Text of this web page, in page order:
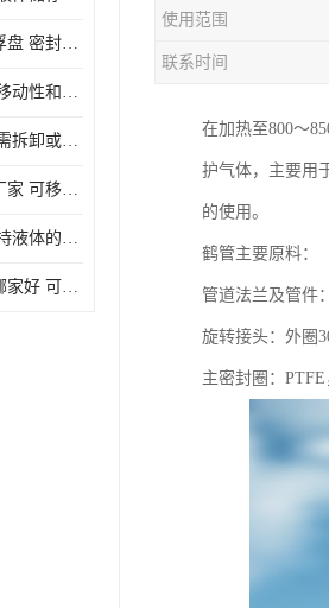
呼和浩特全接液内浮盘 密封性能好 有效保护液体质量
护栏安全折叠梯 可移动性和安全性较高 占用空间小
护栏安全折叠梯 无需拆卸或重新安装 占用空间小
哈尔滨铝合金活动厂家 可移动性和安全性较高 占用空间小
箱式内浮盘 能够保持液体的密闭状态 适用于多种液体储存和运输
安顺全接液内浮盘哪家好 可以自动上下浮动 密封性能好
使用范围
联系时间
在加热至800～
护气体，主要用
的使用。
鹤管主要原料：
管道法兰及管件
旋转接头：外圈
主密封圈：PTFE